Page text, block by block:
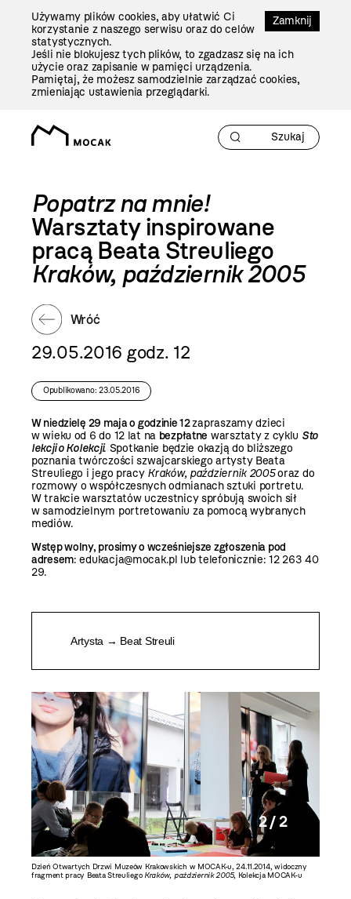
Zamknij
Używamy plików cookies, aby ułatwić Ci
korzystanie z naszego serwisu oraz do celów
statystycznych.
Jeśli nie blokujesz tych plików, to zgadzasz się na ich
użycie oraz zapisanie w pamięci urządzenia.
Pamiętaj, że możesz samodzielnie zarządzać cookies,
zmieniając ustawienia przeglądarki.
Popatrz na mnie!
Warsztaty inspirowane
pracą Beata Streuliego
Kraków, październik 2005
Wróć
29.05.2016 godz. 12
Opublikowano: 23.05.2016
W niedzielę 29 maja o godzinie 12zapraszamy dzieci
w wieku od 6 do 12 lat na bezpłatne warsztaty z cyklu Sto
lekcji o Kolekcji. Spotkanie będzie okazją do bliższego
poznania twórczości szwajcarskiego artysty Beata
Streuliego i jego pracy Kraków, październik 2005oraz do
rozmowy o współczesnych odmianach sztuki portretu.
W trakcie warsztatów uczestnicy spróbują swoich sił
w samodzielnym portretowaniu za pomocą wybranych
mediów.
Wstęp wolny, prosimy o wcześniejsze zgłoszenia pod
adresem: edukacja@mocak.pl lub telefonicznie: 12 263 40
29.
Artysta → Beat Streuli
Dzień Otwartych Drzwi Muzeów Krakowskich w MOCAK-u, 24.11.2014, widoczny
fragment pracy Beata Streuliego Kraków, październik 2005, Kolekcja MOCAK-u
2 / 2